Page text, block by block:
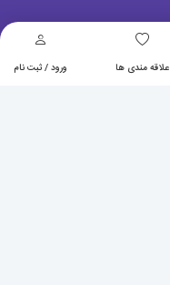
علاقه مندی ها ورود / ثبت نام